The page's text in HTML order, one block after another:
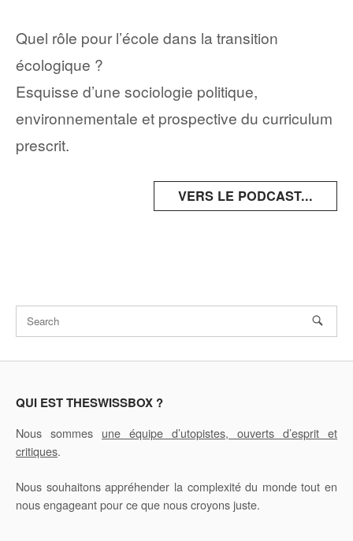
Quel rôle pour l’école dans la transition
écologique ?
Esquisse d’une sociologie politique,
environnementale et prospective du curriculum
prescrit.
VERS LE PODCAST...
QUI EST THESWISSBOX ?
Nous sommes une équipe d’utopistes, ouverts d’esprit et
critiques.
Nous souhaitons appréhender la complexité du monde tout en
nous engageant pour ce que nous croyons juste.